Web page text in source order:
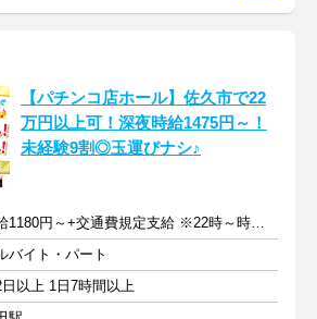
【パチンコ店ホール】佐久市で22
万円以上可！深夜時給1475円～！
未経験9割◎玉運びナシ♪
時給1180円～+交通費規定支給 ※22時～時給1475円～(深夜割増含)
バイト・パート
以上 1日7時間以上